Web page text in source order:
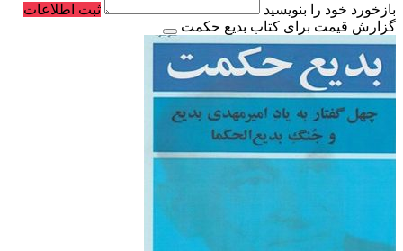
بازخورد خود را بنویسید
ثبت اطلاعات
گزارش قیمت برای کتاب بدیع حکمت